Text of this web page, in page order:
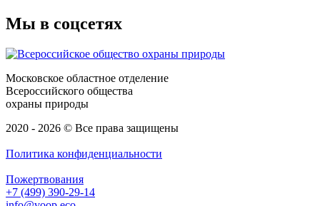
Мы в соцсетях
Московское областное отделение
Всероссийского общества
охраны природы
2020 - 2026 © Все права защищены
Политика конфиденциальности
Пожертвования
+7 (499) 390-29-14